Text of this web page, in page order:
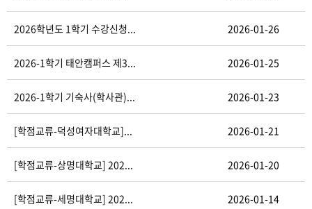
2026학년도 1학기 수강신청... 2026-01-26
2026-1학기 태안캠퍼스 제3... 2026-01-25
2026-1학기 기숙사(학사관)... 2026-01-23
[학점교류-덕성여자대학교]... 2026-01-21
[학점교류-상명대학교] 202... 2026-01-20
[학점교류-세명대학교] 202... 2026-01-14